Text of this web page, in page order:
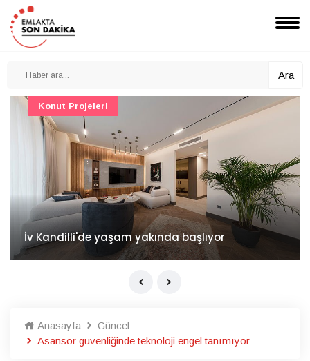
Ara
İv Kandilli'de yaşam yakında başlıyor
Konut Projeleri
Anasayfa
Güncel
Asansör güvenliğinde teknoloji engel tanımıyor